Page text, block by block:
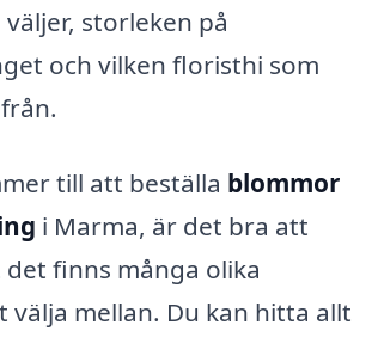
storleken på
och vilken floristhi som
till att beställa blommor
i Marma, är det bra att
finns många olika
välja mellan. Du kan hitta allt